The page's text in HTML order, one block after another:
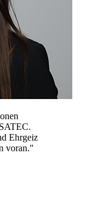
Ehrgeiz
voran."